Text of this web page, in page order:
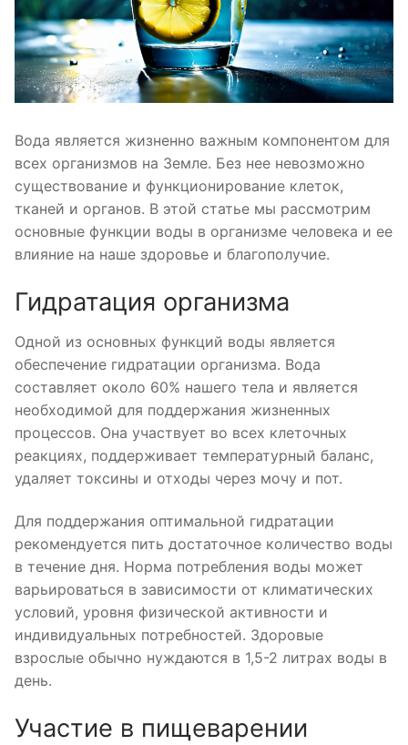
Вода является жизненно важным компонентом для
всех организмов на Земле. Без нее невозможно
существование и функционирование клеток,
тканей и органов. В этой статье мы рассмотрим
основные функции воды в организме человека и ее
влияние на наше здоровье и благополучие.
Гидратация организма
Одной из основных функций воды является
обеспечение гидратации организма. Вода
составляет около 60% нашего тела и является
необходимой для поддержания жизненных
процессов. Она участвует во всех клеточных
реакциях, поддерживает температурный баланс,
удаляет токсины и отходы через мочу и пот.
Для поддержания оптимальной гидратации
рекомендуется пить достаточное количество воды
в течение дня. Норма потребления воды может
варьироваться в зависимости от климатических
условий, уровня физической активности и
индивидуальных потребностей. Здоровые
взрослые обычно нуждаются в 1,5-2 литрах воды в
день.
Участие в пищеварении